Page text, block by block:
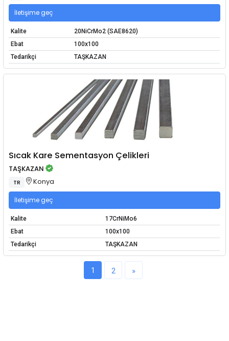
İletişime geç
Kalite
20NiCrMo2 (SAE8620)
Ebat
100x100
Tedarikçi
TAŞKAZAN
Sıcak Kare Sementasyon Çelikleri
TAŞKAZAN
TR Konya
İletişime geç
Kalite
17CrNiMo6
Ebat
100x100
Tedarikçi
TAŞKAZAN
1 2 »